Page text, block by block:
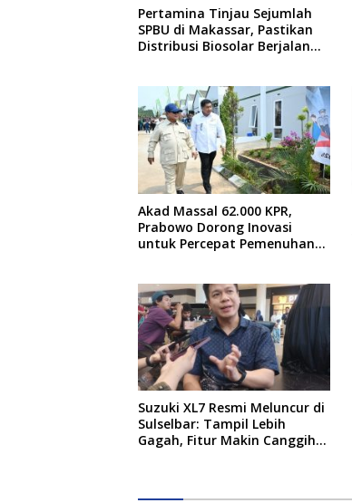
Pertamina Tinjau Sejumlah
SPBU di Makassar, Pastikan
Distribusi Biosolar Berjalan
Akad Massal 62.000 KPR,
Prabowo Dorong Inovasi
untuk Percepat Pemenuhan
Suzuki XL7 Resmi Meluncur di
Sulselbar: Tampil Lebih
Gagah, Fitur Makin Canggih,